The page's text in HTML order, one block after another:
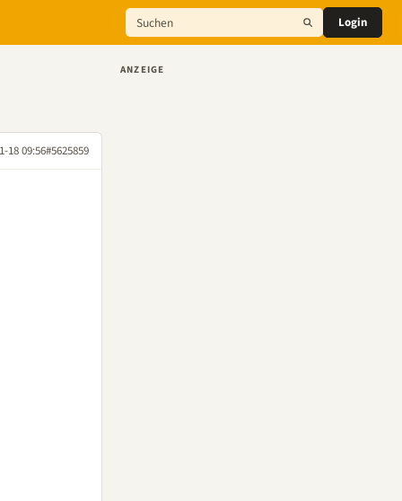
Login
18 09:56#5625859
ANZEIGE